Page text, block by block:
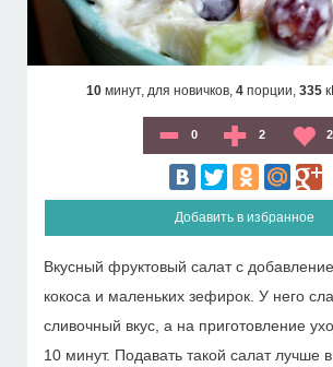
10 минут, для новичков, 4 порции, 335
0 2 2
Добавить в избранное
Вкусный фруктовый салат с
кокоса и маленьких зефирок. У него
сливочный вкус, а на приготовление
10 минут. Подавать такой салат лучше